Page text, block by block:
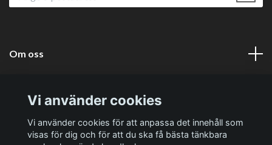
Om oss
Sociala medier
Vi använder cookies
Vi använder cookies för att anpassa det innehåll som
visas för dig och för att du ska få bästa tänkbara